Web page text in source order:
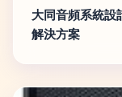
大同音頻系統設
解決方案